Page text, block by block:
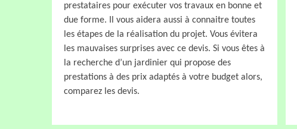
prestataires pour exécuter vos travaux en bonne et
due forme. Il vous aidera aussi à connaitre toutes
les étapes de la réalisation du projet. Vous évitera
les mauvaises surprises avec ce devis. Si vous êtes à
la recherche d’un jardinier qui propose des
prestations à des prix adaptés à votre budget alors,
comparez les devis.